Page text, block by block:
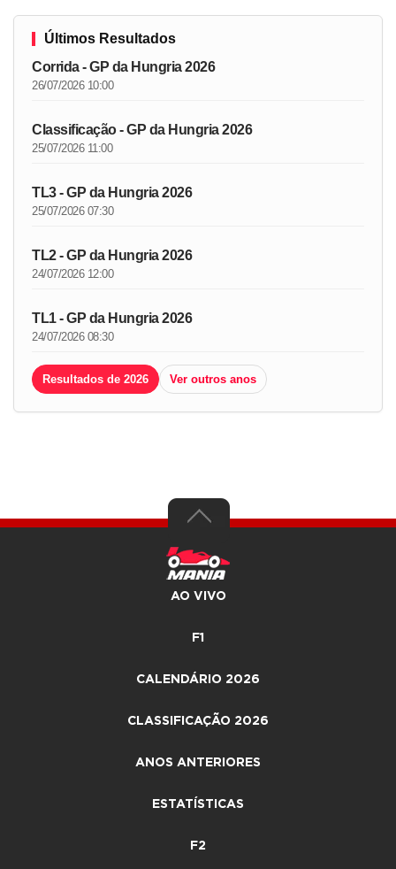
Últimos Resultados
Corrida - GP da Hungria 2026
26/07/2026 10:00
Classificação - GP da Hungria 2026
25/07/2026 11:00
TL3 - GP da Hungria 2026
25/07/2026 07:30
TL2 - GP da Hungria 2026
24/07/2026 12:00
TL1 - GP da Hungria 2026
24/07/2026 08:30
Resultados de 2026 Ver outros anos
AO VIVO
F1
CALENDÁRIO 2026
CLASSIFICAÇÃO 2026
ANOS ANTERIORES
ESTATÍSTICAS
F2